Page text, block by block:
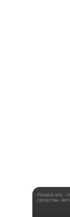
HappyLady -
средства,